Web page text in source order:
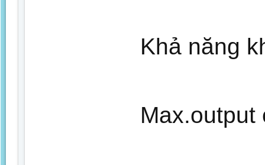
Khả năng
Max.output